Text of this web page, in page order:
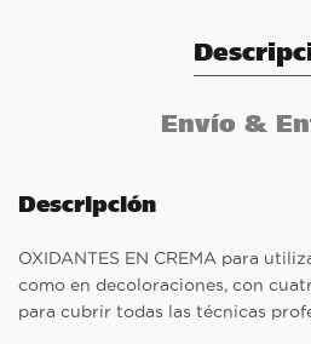
Envío &
Descripción
OXIDANTES EN CREMA para
como en decoloraciones, con
para cubrir todas las técnicas